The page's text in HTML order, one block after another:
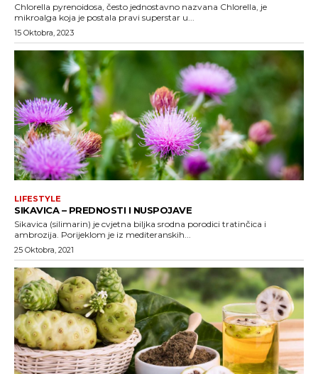
Chlorella pyrenoidosa, često jednostavno nazvana Chlorella, je
mikroalga koja je postala pravi superstar u...
15 Oktobra, 2023
LIFESTYLE
SIKAVICA – PREDNOSTI I NUSPOJAVE
Sikavica (silimarin) je cvjetna biljka srodna porodici tratinčica i
ambrozija. Porijeklom je iz mediteranskih...
25 Oktobra, 2021